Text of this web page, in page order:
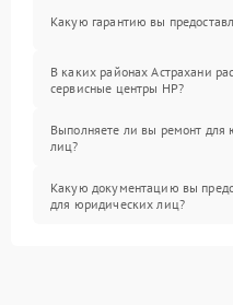
Какую гарантию вы
В каких районах Астрахани
сервисные центры HP?
Выполняете ли вы ремонт для
лиц?
Какую документацию вы
для юридических лиц?